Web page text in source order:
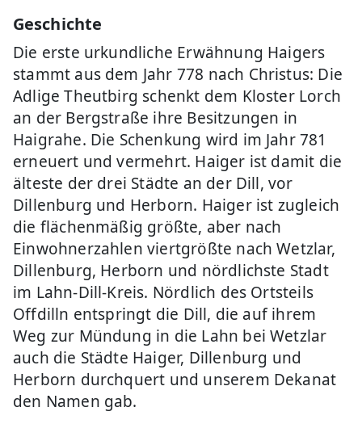
Geschichte
Die erste urkundliche Erwähnung Haigers
stammt aus dem Jahr 778 nach Christus: Die
Adlige Theutbirg schenkt dem Kloster Lorch
an der Bergstraße ihre Besitzungen in
Haigrahe. Die Schenkung wird im Jahr 781
erneuert und vermehrt. Haiger ist damit die
älteste der drei Städte an der Dill, vor
Dillenburg und Herborn. Haiger ist zugleich
die flächenmäßig größte, aber nach
Einwohnerzahlen viertgrößte nach Wetzlar,
Dillenburg, Herborn und nördlichste Stadt
im Lahn-Dill-Kreis. Nördlich des Ortsteils
Offdilln entspringt die Dill, die auf ihrem
Weg zur Mündung in die Lahn bei Wetzlar
auch die Städte Haiger, Dillenburg und
Herborn durchquert und unserem Dekanat
den Namen gab.